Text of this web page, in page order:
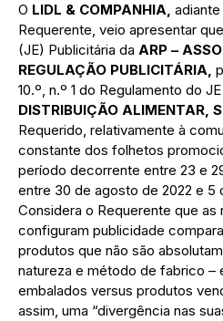
O LIDL & COMPANHIA,
Requerente, veio apresentar
(JE) Publicitária da ARP –
REGULAÇÃO PUBLICITÁRIA,
10.º, n.º 1 do Regulamento do
DISTRIBUIÇÃO ALIMENTAR,
Requerido, relativamente à
constante dos folhetos
período decorrente entre 23 e
entre 30 de agosto de 2022 e 5
Considera o Requerente que as
configuram publicidade
produtos que não são
natureza e método de fabrico –
embalados versus produtos
assim, uma “divergência nas